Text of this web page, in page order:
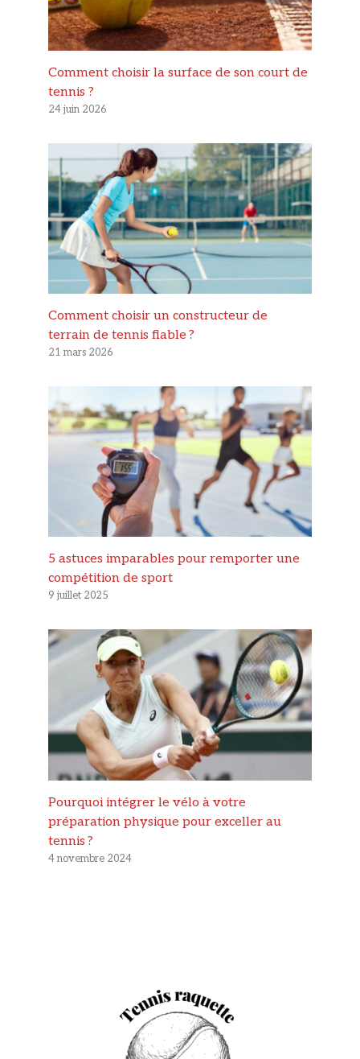
Comment choisir la surface de son court de
tennis ?
24 juin 2026
Comment choisir un constructeur de
terrain de tennis fiable ?
21 mars 2026
5 astuces imparables pour remporter une
compétition de sport
9 juillet 2025
Pourquoi intégrer le vélo à votre
préparation physique pour exceller au
tennis ?
4 novembre 2024